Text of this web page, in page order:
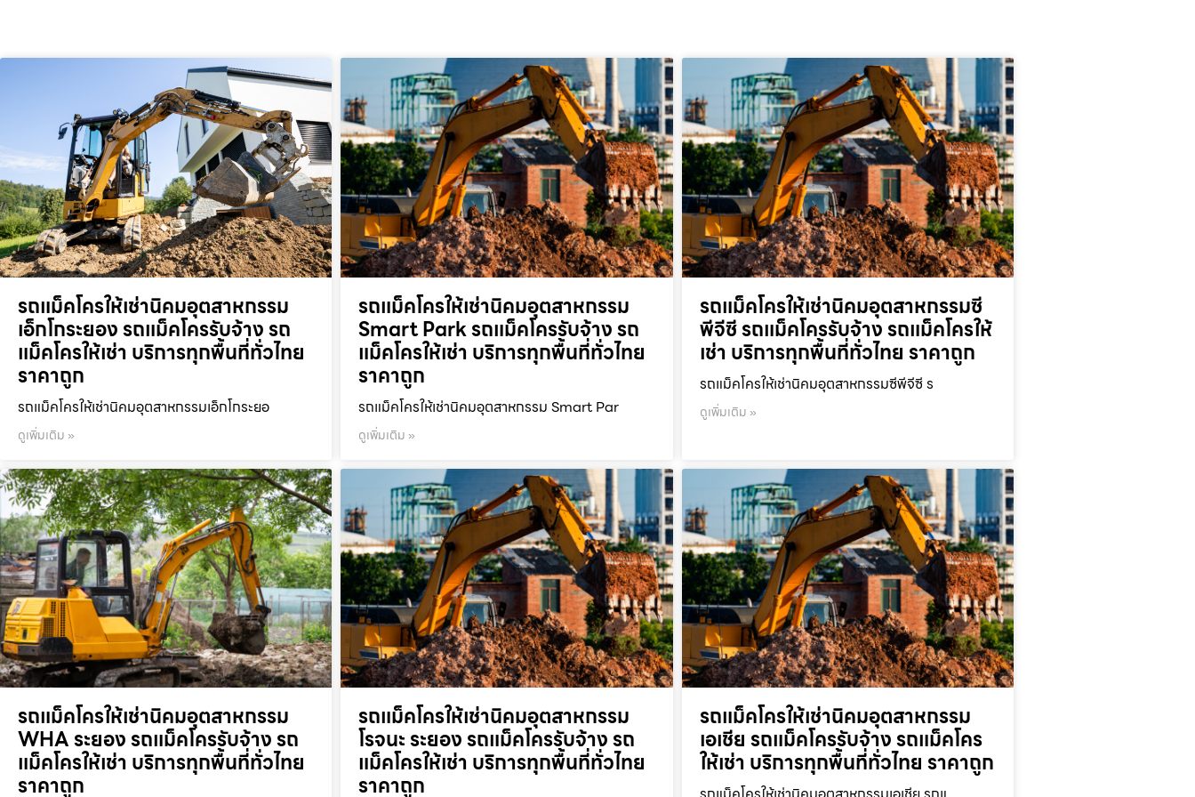
รถแม็คโครให้เช่านิคมอุตสาหกรรม
เอ็กโกระยอง รถแม็คโครรับจ้าง รถ
แม็คโครให้เช่า บริการทุกพื้นที่ทั่วไทย
ราคาถูก
รถแม็คโครให้เช่านิคมอุตสาหกรรมเอ็กโกระยอ
ดูเพิ่มเติม »
รถแม็คโครให้เช่านิคมอุตสาหกรรม
Smart Park รถแม็คโครรับจ้าง รถ
แม็คโครให้เช่า บริการทุกพื้นที่ทั่วไทย
ราคาถูก
รถแม็คโครให้เช่านิคมอุตสาหกรรม Smart Par
ดูเพิ่มเติม »
รถแม็คโครให้เช่านิคมอุตสาหกรรมซี
พีจีซี รถแม็คโครรับจ้าง รถแม็คโครให้
เช่า บริการทุกพื้นที่ทั่วไทย ราคาถูก
รถแม็คโครให้เช่านิคมอุตสาหกรรมซีพีจีซี ร
ดูเพิ่มเติม »
รถแม็คโครให้เช่านิคมอุตสาหกรรม
WHA ระยอง รถแม็คโครรับจ้าง รถ
แม็คโครให้เช่า บริการทุกพื้นที่ทั่วไทย
ราคาถูก
รถแม็คโครให้เช่านิคมอุตสาหกรรม
โรจนะ ระยอง รถแม็คโครรับจ้าง รถ
แม็คโครให้เช่า บริการทุกพื้นที่ทั่วไทย
ราคาถูก
รถแม็คโครให้เช่านิคมอุตสาหกรรม
เอเชีย รถแม็คโครรับจ้าง รถแม็คโคร
ให้เช่า บริการทุกพื้นที่ทั่วไทย ราคาถูก